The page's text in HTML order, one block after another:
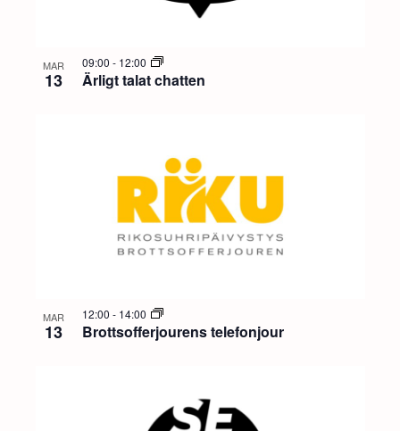
MAR
13 Ärligt talat chatten
09:00 - 12:00
MAR
13 Brottsofferjourens telefonjour
12:00 - 14:00